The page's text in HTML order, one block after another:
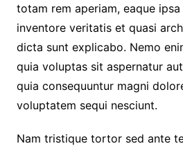
b
o
o
k
t
e
r
s
A
p
p
totam rem aperiam, eaque
inventore veritatis et quasi
dicta sunt explicabo. Nemo
quia voluptas sit aspernatur
quia consequuntur magni
voluptatem sequi nesciunt.
Nam tristique tortor sed ante